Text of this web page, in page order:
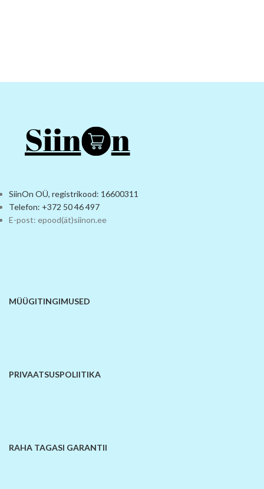
SiinOn OÜ, registrikood: 16600311
Telefon: +372 50 46 497
E-post: epood(ät)siinon.ee
MÜÜGITINGIMUSED
PRIVAATSUSPOLIITIKA
RAHA TAGASI GARANTII